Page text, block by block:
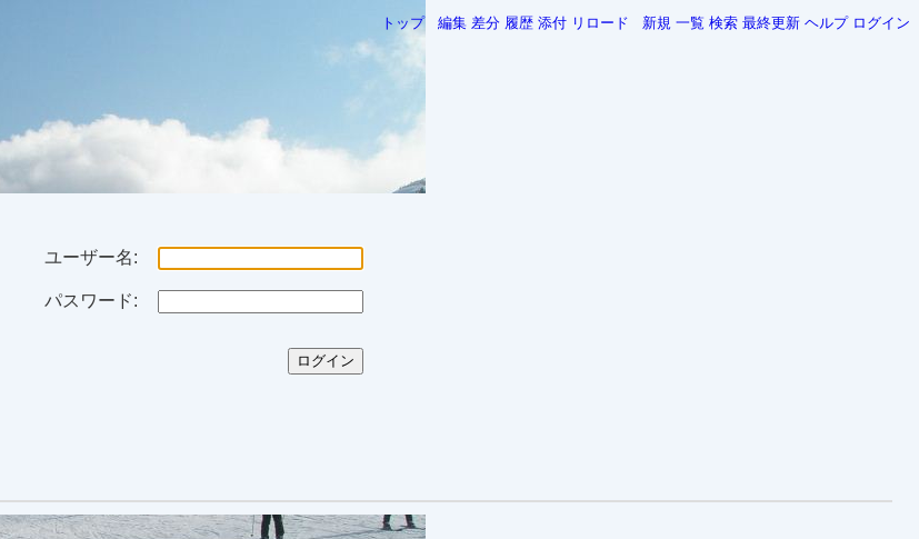
トップ 編集 差分 履歴 添付 リロード 新規 一覧 検索 最終更新 ヘルプ ログイン
ユーザー名:
パスワード: